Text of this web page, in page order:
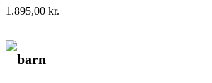
1.895,00 kr.
barn